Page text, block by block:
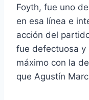
Foyth, fue uno
en esa línea e
acción del
fue defectuosa y
máximo con la
que Agustín